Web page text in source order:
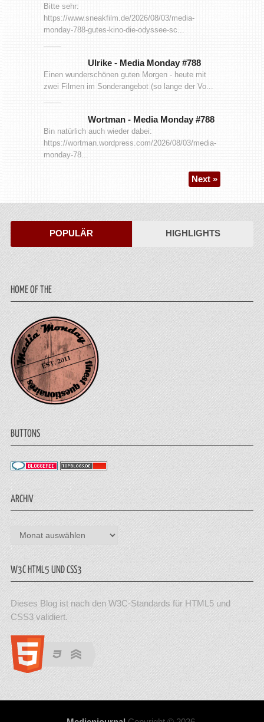
Bitte sehr:
https://www.sneakfilm.de/2026/08/03/media-
monday-788-gutes-kino-die-odyssee-sc...
Ulrike - Media Monday #788
Einen wunderschönen guten Morgen - heute mit
zwei Filmen im Sonderangebot (so lange der Vo...
Wortman - Media Monday #788
Bin natürlich auch wieder dabei:
https://wortman.wordpress.com/2026/08/03/media-
monday-78...
Next »
POPULÄR HIGHLIGHTS
HOME OF THE
BUTTONS
ARCHIV
Archiv
W3C HTML5 UND CSS3
Dieses Blog ist nach den W3C-Standards für HTML5 und
CSS3 validiert.